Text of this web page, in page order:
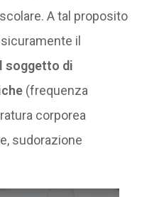
A tal proposito
il
soggetto di
(frequenza
corporea
sudorazione